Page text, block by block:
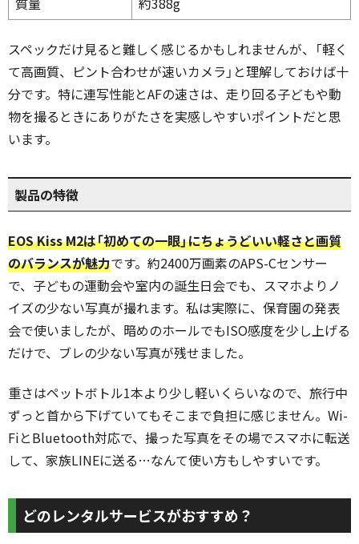
スペックだけ見ると難しく感じるかもしれませんが、「軽く
て高画質、ピント合わせが速いカメラ」と理解しておけば十
分です。特に連写性能とAFの速さは、走り回る子どもや動
物を撮るときにありがたさを実感しやすいポイントだと思
います。
製品の特徴
EOS Kiss M2は「初めての一眼」にちょうどいい軽さと画質
のバランスが魅力です。約2400万画素のAPS-Cセンサー
で、子どもの運動会や室内の誕生日会でも、スマホよりノ
イズの少ない写真が撮れます。私は実際に、保育園の発表
会で使いましたが、暗めのホールでもISO感度を少し上げる
だけで、ブレの少ない写真が残せました。
重さはペットボトル1本より少し軽いくらいなので、旅行中
ずっと首から下げていてもそこまで負担に感じません。Wi-
FiとBluetooth対応で、撮った写真をその場でスマホに転送
して、家族LINEに送る…なんて使い方もしやすいです。
どのレンタルサービスがおすすめ？